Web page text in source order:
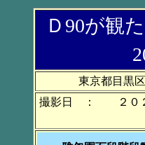
Ｄ90が
東京都目黒
撮影日 ： ２０２